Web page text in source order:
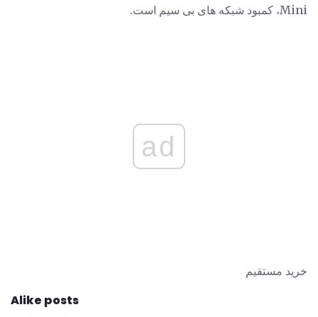
Mini، کمبود شبکه های بی سیم است.
ad
خرید مستقیم
Alike posts